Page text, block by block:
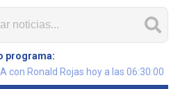
programa:
con Ronald Rojas hoy a las 06:30:00